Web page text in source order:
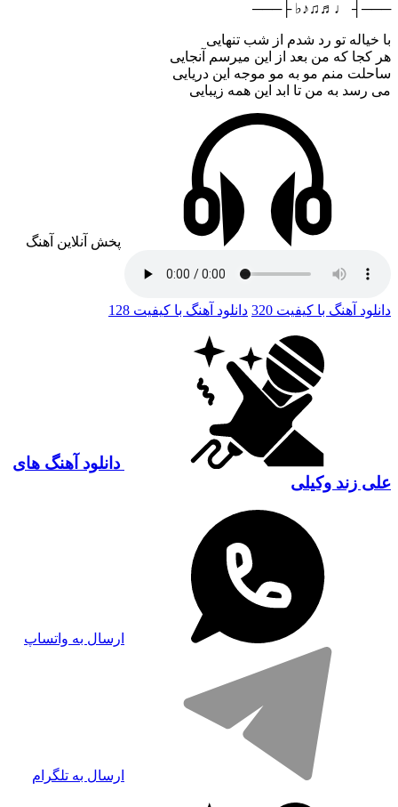
───┤ ♩♬♫♪♭ ├───
با خیاله تو رد شدم از شب تنهایی
هر کجا که من بعد از این میرسم آنجایی
ساحلت منم مو به مو موجه این دریایی
می رسد به من تا ابد این همه زیبایی
پخش آنلاین آهنگ
دانلود آهنگ با کیفیت 320 دانلود آهنگ با کیفیت 128
دانلود آهنگ های
علی زند وکیلی
ارسال به واتساپ
ارسال به تلگرام